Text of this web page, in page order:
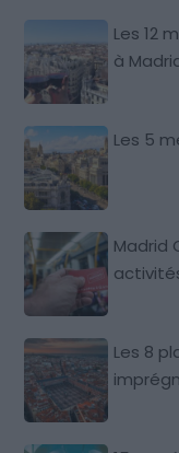
Les 12
à
Les 5
Madrid
Les 8